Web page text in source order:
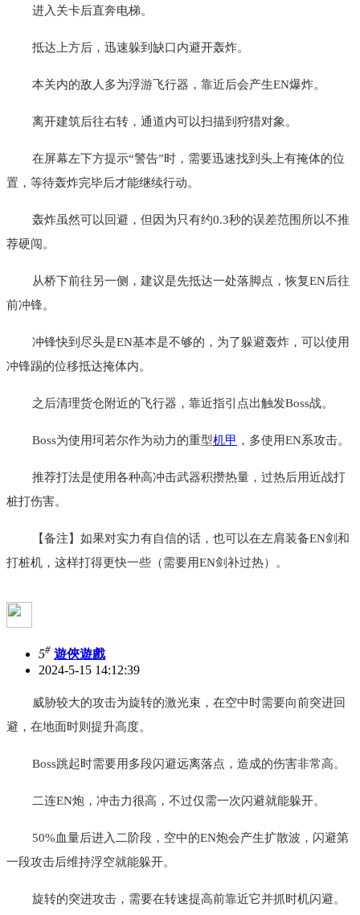
进入关卡后直奔电梯。
抵达上方后，迅速躲到缺口内避开轰炸。
本关内的敌人多为浮游飞行器，靠近后会产生EN爆炸。
离开建筑后往右转，通道内可以扫描到狩猎对象。
在屏幕左下方提示“警告”时，需要迅速找到头上有掩体的位
置，等待轰炸完毕后才能继续行动。
轰炸虽然可以回避，但因为只有约0.3秒的误差范围所以不推
荐硬闯。
从桥下前往另一侧，建议是先抵达一处落脚点，恢复EN后往
前冲锋。
冲锋快到尽头是EN基本是不够的，为了躲避轰炸，可以使用
冲锋踢的位移抵达掩体内。
之后清理货仓附近的飞行器，靠近指引点出触发Boss战。
Boss为使用珂若尔作为动力的重型机甲 ，多使用EN系攻击。
推荐打法是使用各种高冲击武器积攒热量，过热后用近战打
桩打伤害。
【备注】如果对实力有自信的话，也可以在左肩装备EN剑和
打桩机，这样打得更快一些（需要用EN剑补过热）。
5# 遊俠遊戲
2024-5-15 14:12:39
威胁较大的攻击为旋转的激光束，在空中时需要向前突进回
避，在地面时则提升高度。
Boss跳起时需要用多段闪避远离落点，造成的伤害非常高。
二连EN炮，冲击力很高，不过仅需一次闪避就能躲开。
50%血量后进入二阶段，空中的EN炮会产生扩散波，闪避第
一段攻击后维持浮空就能躲开。
旋转的突进攻击，需要在转速提高前靠近它并抓时机闪避。